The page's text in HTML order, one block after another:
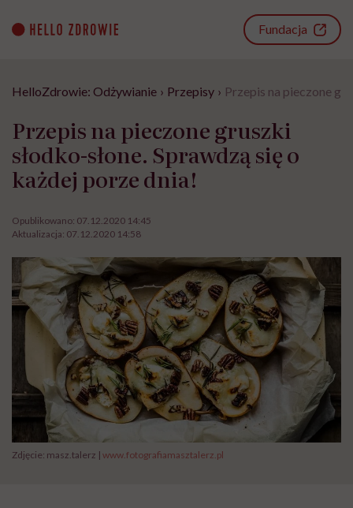
content
Fundacja
HelloZdrowie: Odżywianie › Przepisy › Przepis na pieczone
Przepis na pieczone gruszki
słodko-słone. Sprawdzą się o
każdej porze dnia!
Opublikowano: 07.12.2020 14:45
Aktualizacja: 07.12.2020 14:58
Zdjęcie: masz.talerz | www.fotografiamasztalerz.pl